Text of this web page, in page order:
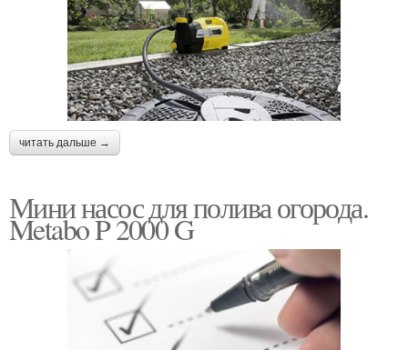
читать дальше →
Мини насос для полива огорода.
Metabo P 2000 G